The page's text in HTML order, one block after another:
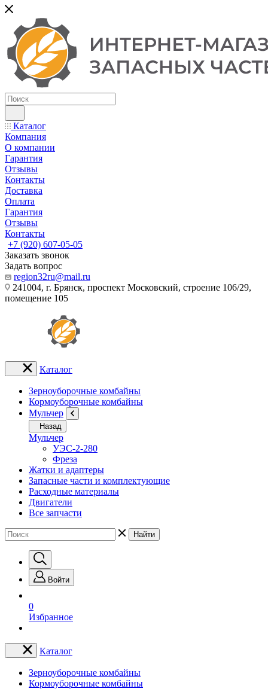
Каталог
Компания
О компании
Гарантия
Отзывы
Контакты
Доставка
Оплата
Гарантия
Отзывы
Контакты
+7 (920) 607-05-05
Заказать звонок
Задать вопрос
region32ru@mail.ru
241004, г. Брянск, проспект Московский, строение 106/29,
помещение 105
Каталог
Зерноуборочные комбайны
Кормоуборочные комбайны
Мульчер
Назад
Мульчер
УЭС-2-280
Фреза
Жатки и адаптеры
Запасные части и комплектующие
Расходные материалы
Двигатели
Все запчасти
Найти
Войти
0
Избранное
Каталог
Зерноуборочные комбайны
Кормоуборочные комбайны